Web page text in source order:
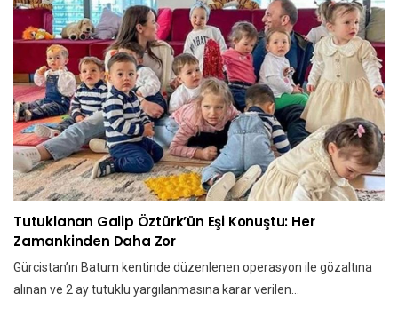
Tutuklanan Galip Öztürk’ün Eşi Konuştu: Her
Zamankinden Daha Zor
Gürcistan’ın Batum kentinde düzenlenen operasyon ile gözaltına
alınan ve 2 ay tutuklu yargılanmasına karar verilen…